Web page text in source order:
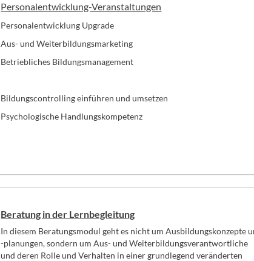
Personalentwicklung-Veranstaltungen
Personalentwicklung Upgrade
Aus- und Weiterbildungsmarketing
Betriebliches Bildungsmanagement
Bildungscontrolling einführen und umsetzen
Psychologische Handlungskompetenz
Beratung in der Lernbegleitung
In diesem Beratungsmodul geht es nicht um Ausbildungskonzepte
-planungen, sondern um Aus- und Weiterbildungsverantwortliche
und deren Rolle und Verhalten in einer grundlegend veränderten